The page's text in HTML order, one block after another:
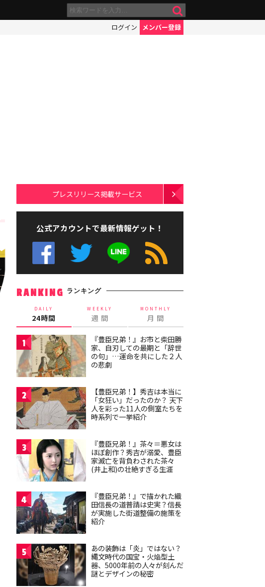
ログイン メンバー登録
プレスリリース掲載サービス
公式アカウントで最新情報ゲット！
RANKING ランキング
DAILY
24時間
WEEKLY
週 間
MONTHLY
月 間
1
『豊臣兄弟！』お市と柴田勝
家、自刃しての最期と「辞世
の句」…運命を共にした２人
の悲劇
2
【豊臣兄弟！】秀吉は本当に
「女狂い」だったのか？ 天下
人を彩った11人の側室たちを
時系列で一挙紹介
3
『豊臣兄弟！』茶々＝悪女は
ほぼ創作？秀吉が溺愛、豊臣
家滅亡を背負わされた茶々
(井上和)の壮絶すぎる生涯
4
『豊臣兄弟！』で描かれた織
田信長の道普請は史実？信長
が実施した街道整備の施策を
紹介
5
あの装飾は「炎」ではない？
縄文時代の国宝・火焔型土
器、5000年前の人々が刻んだ
謎とデザインの秘密